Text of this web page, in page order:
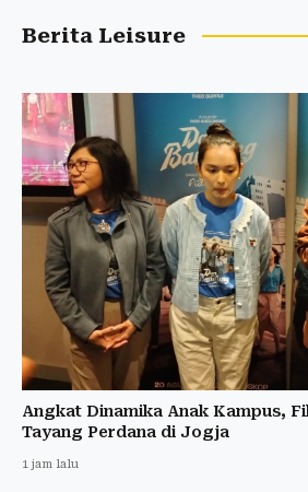
Berita Leisure
Angkat Dinamika Anak Kampus,
Tayang Perdana di Jogja
1 jam lalu